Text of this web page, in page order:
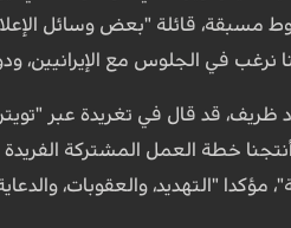
مسبقة، قائلة "بعض وسائل
نرغب في الجلوس مع الإيرانيين،
ظريف، قد قال في تغريدة عبر
أنتجنا خطة العمل المشتركة
"التهديد، والعقوبات،